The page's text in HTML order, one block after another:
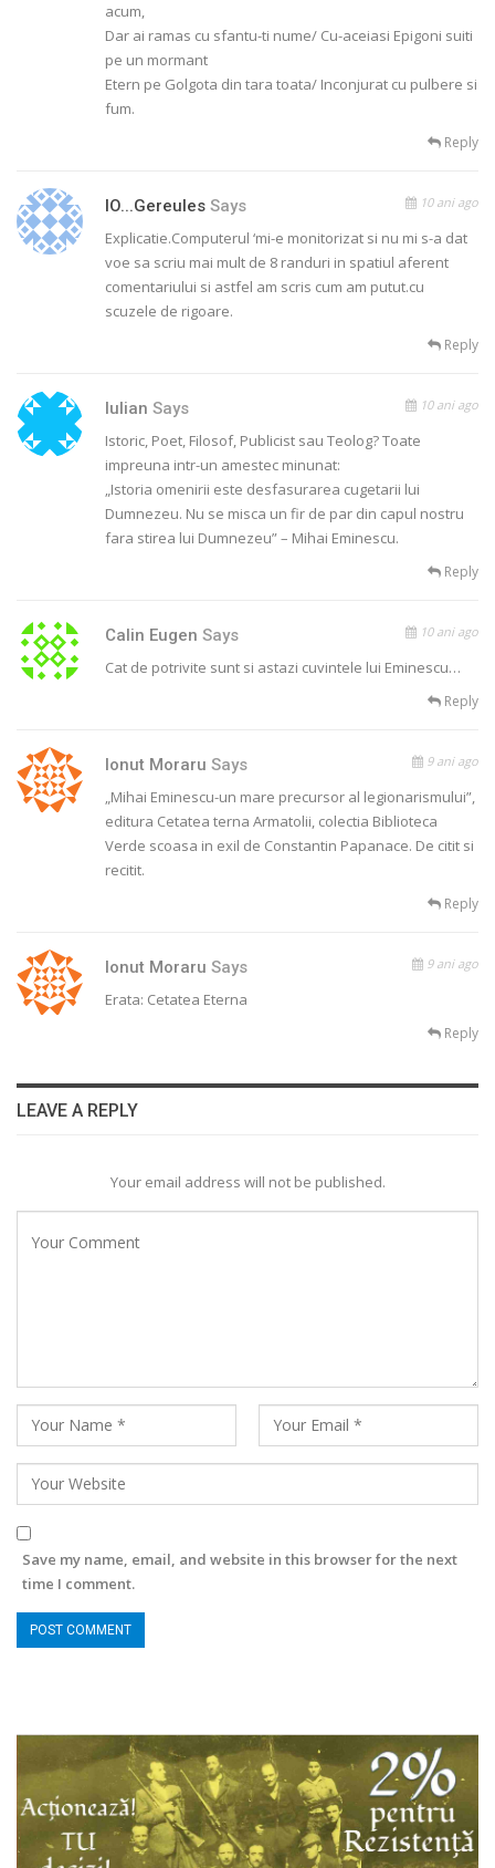
acum,
Dar ai ramas cu sfantu-ti nume/ Cu-aceiasi Epigoni suiti
pe un mormant
Etern pe Golgota din tara toata/ Inconjurat cu pulbere si
fum.
Reply
IO...gereules Says 10 ani ago
Explicatie.Computerul ‘mi-e monitorizat si nu mi s-a dat
voe sa scriu mai mult de 8 randuri in spatiul aferent
comentariului si astfel am scris cum am putut.cu
scuzele de rigoare.
Reply
Iulian Says 10 ani ago
Istoric, Poet, Filosof, Publicist sau Teolog? Toate
impreuna intr-un amestec minunat:
„Istoria omenirii este desfasurarea cugetarii lui
Dumnezeu. Nu se misca un fir de par din capul nostru
fara stirea lui Dumnezeu” – Mihai Eminescu.
Reply
Calin Eugen Says 10 ani ago
Cat de potrivite sunt si astazi cuvintele lui Eminescu…
Reply
Ionut Moraru Says 9 ani ago
„Mihai Eminescu-un mare precursor al legionarismului”,
editura Cetatea terna Armatolii, colectia Biblioteca
Verde scoasa in exil de Constantin Papanace. De citit si
recitit.
Reply
Ionut Moraru Says 9 ani ago
Erata: Cetatea Eterna
Reply
LEAVE A REPLY
Your email address will not be published.
Save my name, email, and website in this browser for the next
time I comment.